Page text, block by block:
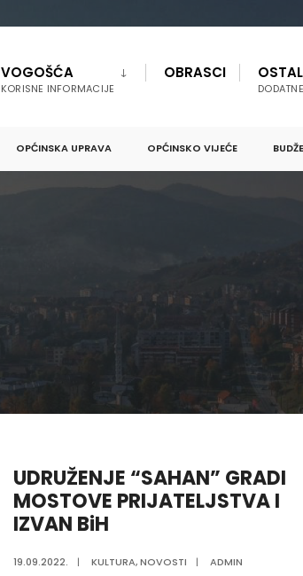
VOGOŠĆA
KORISNE INFORMACIJE
OBRASCI
OPĆINSKA UPRAVA OPĆINSKO VIJEĆE
UDRUŽENJE “SAHAN” GRADI
MOSTOVE PRIJATELJSTVA I
IZVAN BiH
19.09.2022. | KULTURA,NOVOSTI | ADMIN